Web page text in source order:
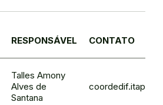
RESPONSÁVEL CONTATO
Talles Amony
Alves de
Santana